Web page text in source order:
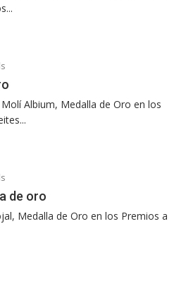
Albium, Medalla de Oro en los
de oro
Medalla de Oro en los Premios a